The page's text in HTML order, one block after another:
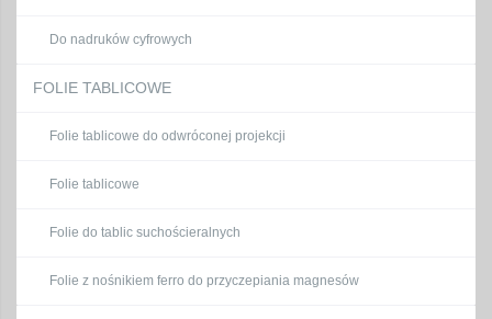
Do nadruków cyfrowych
FOLIE TABLICOWE
Folie tablicowe do odwróconej projekcji
Folie tablicowe
Folie do tablic suchościeralnych
Folie z nośnikiem ferro do przyczepiania magnesów